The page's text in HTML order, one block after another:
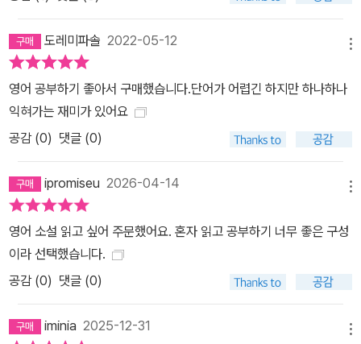
도레미파솔 2022-05-12
영어 공부하기 좋아서 구매했습니다.단어가 어렵긴 하지만 하나하나
익혀가는 재미가 있어요
공감 (0) 댓글 (0)
ipromiseu 2026-04-14
영어 소설 읽고 싶어 주문했어요. 혼자 읽고 공부하기 너무 좋은 구성
이라 선택했습니다.
공감 (0) 댓글 (0)
iminia 2025-12-31